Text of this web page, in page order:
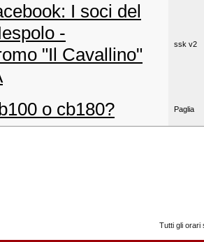
I soci del
-
"Il Cavallino"
ssk v2
o cb180? Paglia
Tutti gli orari